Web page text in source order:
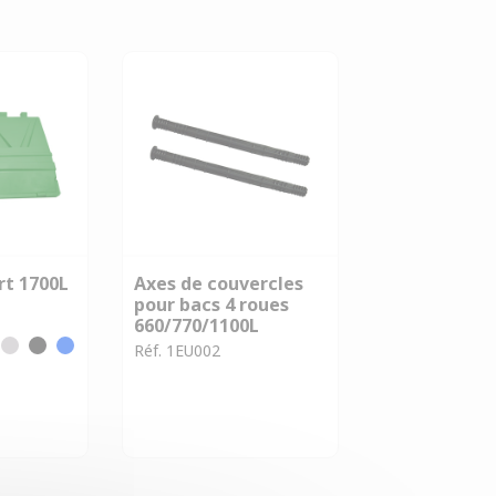
1700L
Axes de couvercles
pour bacs 4 roues
660/770/1100L
Réf. 1EU002